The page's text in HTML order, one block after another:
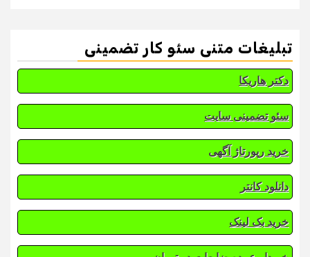
تبلیغات متنی سئو کار تضمینی
دکتر هاریکا
سئو تضمینی سایت
خرید رپورتاژ آگهی
دانلود کانتر
خرید بک لینک